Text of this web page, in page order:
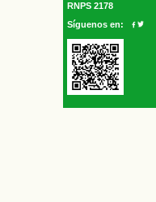
RNPS 2178
Síguenos en: